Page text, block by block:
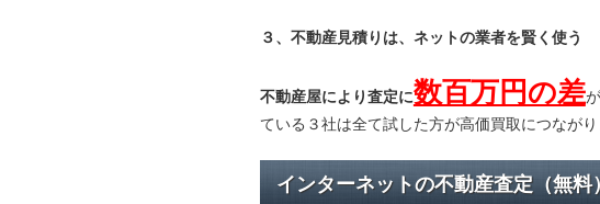
３、不動産見積りは、ネットの業者を賢く使う
不動産屋により査定に数百万円の差
ている３社は全て試した方が高価買取につながり
インターネットの不動産査定（無料